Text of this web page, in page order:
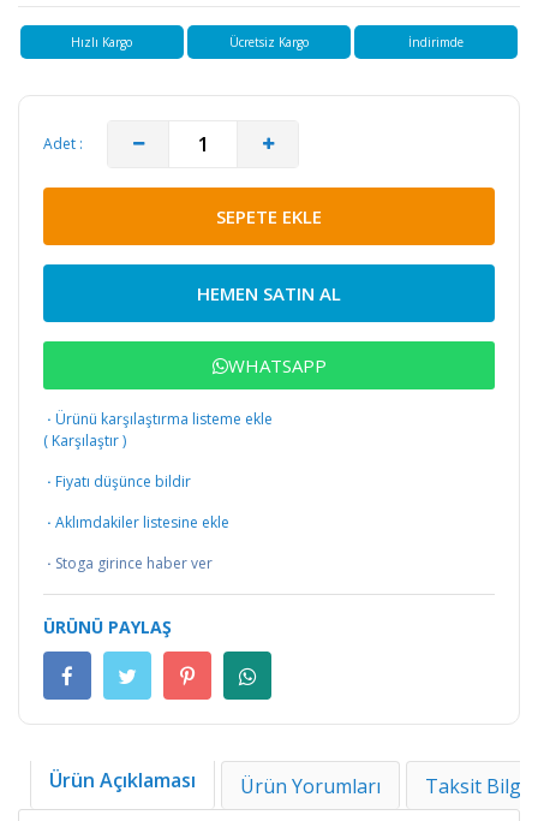
Hızlı Kargo Ücretsiz Kargo İndirimde
Adet :
SEPETE EKLE
HEMEN SATIN AL
WHATSAPP
· Ürünü karşılaştırma listeme ekle
( Karşılaştır)
· Fiyatı düşünce bildir
· Aklımdakiler listesine ekle
· Stoga girince haber ver
ÜRÜNÜ PAYLAŞ
Ürün Açıklaması Ürün Yorumları Taksit